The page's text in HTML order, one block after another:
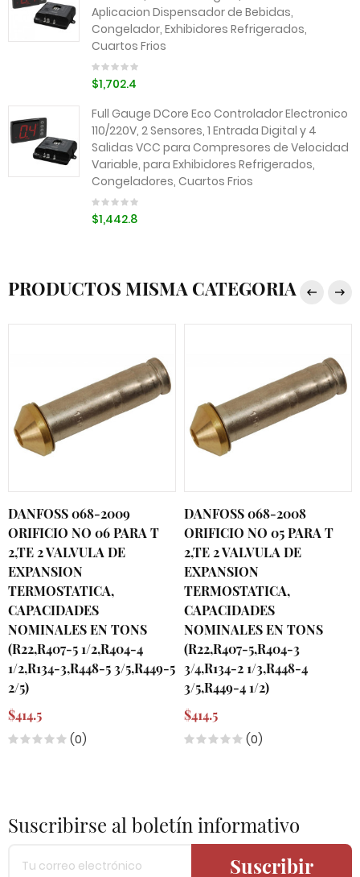
Aplicacion Dispensador de Bebidas,
Congelador, Exhibidores Refrigerados,
Cuartos Frios
$1,702.4
Full Gauge DCore Eco Controlador Electronico
110/220V, 2 Sensores, 1 Entrada Digital y 4
Salidas VCC para Compresores de Velocidad
Variable, para Exhibidores Refrigerados,
Congeladores, Cuartos Frios
$1,442.8
PRODUCTOS MISMA CATEGORIA
DANFOSS 068-2009
ORIFICIO NO 06 PARA T
2,TE 2 VALVULA DE
EXPANSION
TERMOSTATICA,
CAPACIDADES
NOMINALES EN TONS
(R22,R407-5 1/2,R404-4
1/2,R134-3,R448-5 3/5,R449-5
2/5)
$414.5
(0)
DANFOSS 068-2008
ORIFICIO NO 05 PARA T
2,TE 2 VALVULA DE
EXPANSION
TERMOSTATICA,
CAPACIDADES
NOMINALES EN TONS
(R22,R407-5,R404-3
3/4,R134-2 1/3,R448-4
3/5,R449-4 1/2)
$414.5
(0)
Suscribirse al boletín informativo
Suscribir